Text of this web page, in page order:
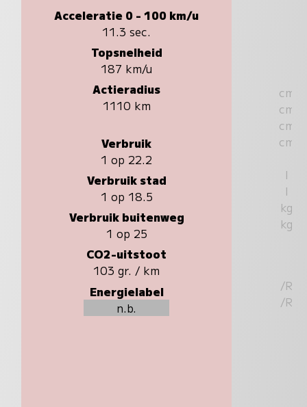
Acceleratie 0 - 100 km/u
11.3 sec.
Topsnelheid
187 km/u
Actieradius
1110 km
Verbruik
1 op 22.2
Verbruik stad
1 op 18.5
Verbruik buitenweg
1 op 25
CO2-uitstoot
103 gr. / km
Energielabel
n.b.
cm
cm
cm
cm
l
l
kg
kg
/R
/R